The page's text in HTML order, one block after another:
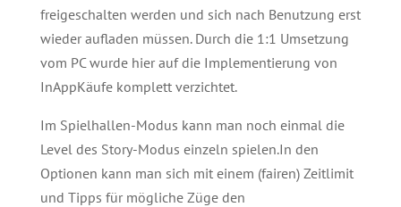
freigeschalten werden und sich nach Benutzung erst
wieder aufladen müssen. Durch die 1:1 Umsetzung
vom PC wurde hier auf die Implementierung von
InAppKäufe komplett verzichtet.
Im Spielhallen-Modus kann man noch einmal die
Level des Story-Modus einzeln spielen.In den
Optionen kann man sich mit einem (fairen) Zeitlimit
und Tipps für mögliche Züge den